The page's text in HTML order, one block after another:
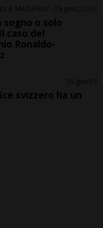
A MADEIRA? 5 gior 1 13
sogno o solo
caso del
Ronaldo-
5 gior 3
svizzero ha un